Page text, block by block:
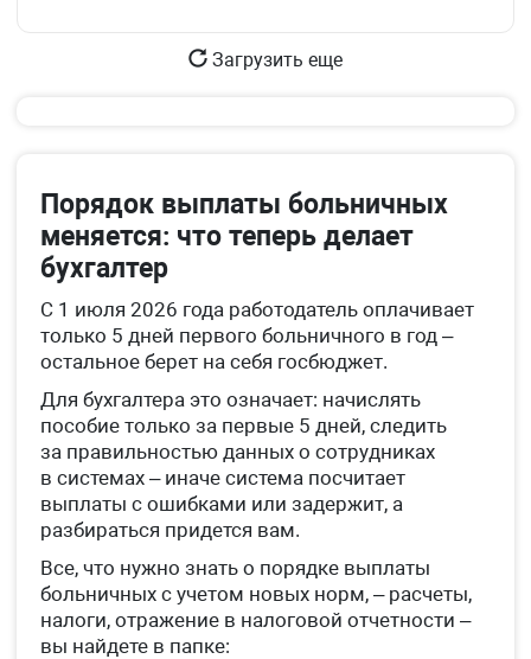
Загрузить еще
Порядок выплаты больничных
меняется: что теперь делает
бухгалтер
С 1 июля 2026 года работодатель оплачивает
только 5 дней первого больничного в год –
остальное берет на себя госбюджет.
Для бухгалтера это означает: начислять
пособие только за первые 5 дней, следить
за правильностью данных о сотрудниках
в системах – иначе система посчитает
выплаты с ошибками или задержит, а
разбираться придется вам.
Все, что нужно знать о порядке выплаты
больничных с учетом новых норм, – расчеты,
налоги, отражение в налоговой отчетности –
вы найдете в папке: